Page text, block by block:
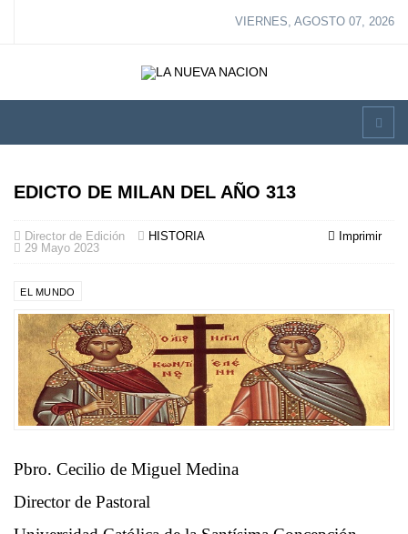
VIERNES, AGOSTO 07, 2026
EDICTO DE MILAN DEL AÑO 313
Imprimir
Director de Edición
HISTORIA
29 Mayo 2023
EL MUNDO
Pbro. Cecilio de Miguel Medina
Director de Pastoral